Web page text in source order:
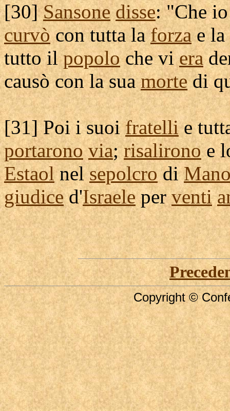
[30]Sansone disse: "Che
curvòcon tutta laforzae la
tutto ilpopoloche viera
causòcon la suamortedi
[31] Poi i suoifratellie
portarono via;risalironoe
Estaolnelsepolcrodi
giudiced'Israeleperventi
Copyright ©